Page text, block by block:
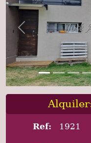
Previous
Ref: 1921